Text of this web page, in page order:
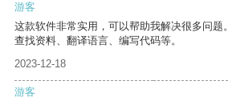
游客
这款软件非常实用，可以帮助我解决很多问题
查找资料、翻译语言、编写代码等。
2023-12-18
游客